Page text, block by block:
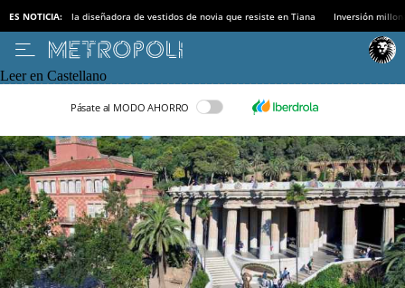
ES NOTICIA: la diseñadora de vestidos de novia que resiste en Tiana Inversión
Leer en Castellano
Pásate al MODO AHORRO